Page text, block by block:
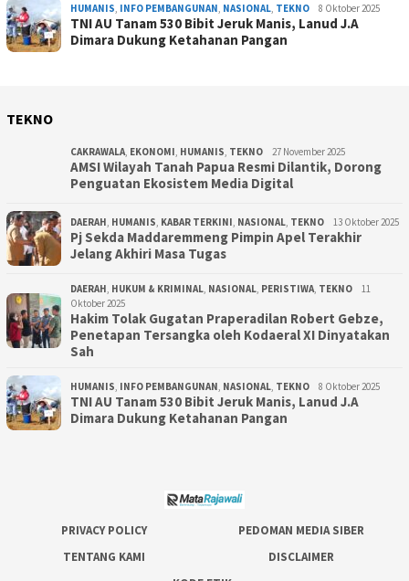
HUMANIS, INFO PEMBANGUNAN, NASIONAL, TEKNO 8 Oktober 2025
TNI AU Tanam 530 Bibit Jeruk Manis, Lanud J.A
Dimara Dukung Ketahanan Pangan
TEKNO
CAKRAWALA, EKONOMI, HUMANIS, TEKNO 27 November 2025
AMSI Wilayah Tanah Papua Resmi Dilantik, Dorong
Penguatan Ekosistem Media Digital
DAERAH, HUMANIS, KABAR TERKINI, NASIONAL, TEKNO 13 Oktober 2025
Pj Sekda Maddaremmeng Pimpin Apel Terakhir
Jelang Akhiri Masa Tugas
DAERAH, HUKUM & KRIMINAL, NASIONAL, PERISTIWA, TEKNO
11
Oktober 2025
Hakim Tolak Gugatan Praperadilan Robert Gebze,
Penetapan Tersangka oleh Kodaeral XI Dinyatakan
Sah
HUMANIS, INFO PEMBANGUNAN, NASIONAL, TEKNO 8 Oktober 2025
TNI AU Tanam 530 Bibit Jeruk Manis, Lanud J.A
Dimara Dukung Ketahanan Pangan
PRIVACY POLICY
PEDOMAN MEDIA SIBER
TENTANG KAMI
DISCLAIMER